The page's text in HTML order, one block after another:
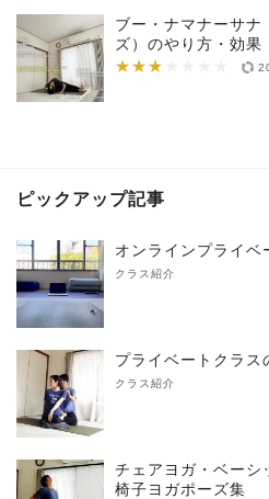
ブー・ナマナーサナ
ズ）のやり方・効果
★★★
★★★★★★★
ピックアップ記事
オンラインプライベ
クラス紹介
プライベートクラス
クラス紹介
チェアヨガ・ベーシ
椅子ヨガポーズ集